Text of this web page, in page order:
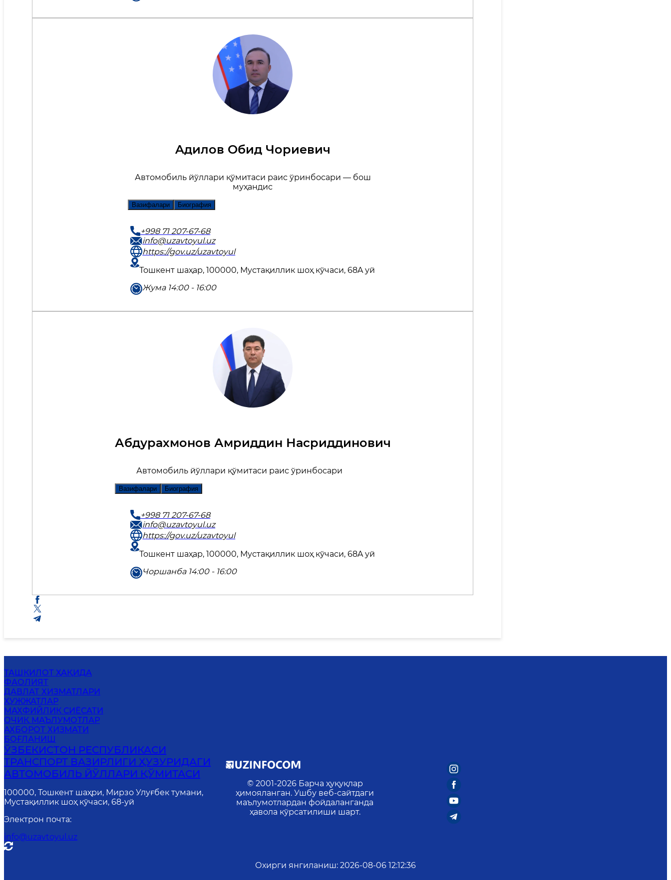
Aдилов Обид Чориевич
Автомобиль йўллари қўмитаси раис ўринбосари — бош
муҳандис
Вазифалари Биография
+998 71 207-67-68
info@uzavtoyul.uz
https://gov.uz/uzavtoyul
Тошкент шаҳар, 100000, Мустақиллик шоҳ кўчаси, 68A уй
Жума 14:00 - 16:00
Абдурахмонов Амриддин Насриддинович
Автомобиль йўллари қўмитаси раис ўринбосари
Вазифалари Биография
+998 71 207-67-68
info@uzavtoyul.uz
https://gov.uz/uzavtoyul
Тошкент шаҳар, 100000, Мустақиллик шоҳ кўчаси, 68A уй
Чоршанба 14:00 - 16:00
ТАШКИЛОТ ҲАҚИДА
ФАОЛИЯТ
ДАВЛАТ ХИЗМАТЛАРИ
ҲУЖЖАТЛАР
МАХФИЙЛИК СИЁСАТИ
ОЧИҚ МАЪЛУМОТЛАР
АХБОРОТ ХИЗМАТИ
БОҒЛАНИШ
ЎЗБЕКИСТОН РЕСПУБЛИКАСИ
ТРАНСПОРТ ВАЗИРЛИГИ ҲУЗУРИДАГИ
АВТОМОБИЛЬ ЙЎЛЛАРИ ҚЎМИТАСИ
100000, Тошкент шаҳри, Мирзо Улуғбек тумани,
Мустақиллик шоҳ кўчаси, 68-уй
Электрон почта:
info@uzavtoyul.uz
© 2001-2026 Барча ҳуқуқлар
ҳимояланган. Ушбу веб-сайтдаги
маълумотлардан фойдаланганда
ҳавола кўрсатилиши шарт.
Охирги янгиланиш: 2026-08-06 12:12:36